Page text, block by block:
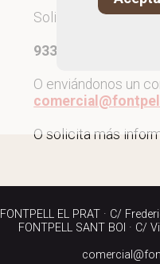
Solicita más
933 790 040
O enviándonos un
O solicita más
FONTPELL EL PRAT · C/
FONTPELL SANT BOI · C/